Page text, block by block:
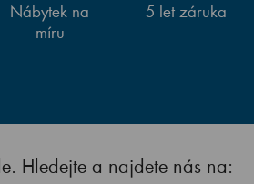
Nábytek na
míru
5 let záruka
Hledejte a najdete nás na: